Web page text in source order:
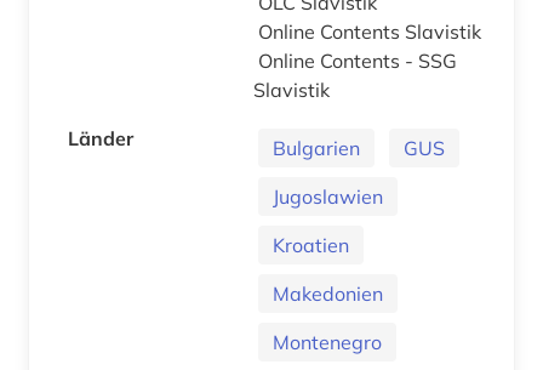
Online Contents Slavistik
Online Contents - SSG
Slavistik
Länder
Bulgarien
GUS
Jugoslawien
Kroatien
Makedonien
Montenegro